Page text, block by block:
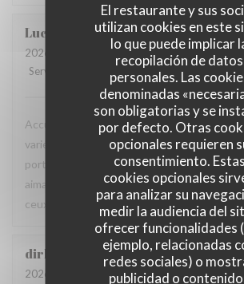
El restaurante y sus
utilizan cookies en este
lo que puede implicar
recopilación de datos
personales. Las
denominadas
son obligatorias y se
por defecto. Otras
opcionales requieren
consentimiento. Estas
cookies opcionales
para analizar su
medir la audiencia del
ofrecer funcionalidades
ejemplo, relacionadas
redes sociales) o
publicidad o
Luc
2026-08-06
- 18:45 - Invitados 2
Servicio
: /5 Menú
Accueil chaleureux et professionnel, table
variée avec un bon choix de plats. Les
portions généreuses et le service est
aimable. Une excellente adresse que je
ceux qui sont de passage dans la région.
dirk
2026-08-06
- 19:00 - Invitados 2